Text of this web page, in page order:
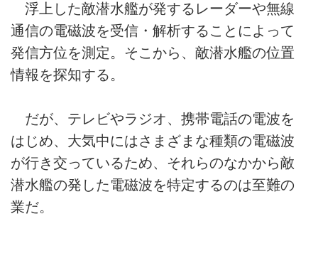
浮上した敵潜水艦が発するレーダーや無線
通信の電磁波を受信・解析することによって
発信方位を測定。そこから、敵潜水艦の位置
情報を探知する。
だが、テレビやラジオ、携帯電話の電波を
はじめ、大気中にはさまざまな種類の電磁波
が行き交っているため、それらのなかから敵
潜水艦の発した電磁波を特定するのは至難の
業だ。